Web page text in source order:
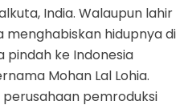
India. Walaupun lahir
menghabiskan hidupnya di
pindah ke Indonesia
Mohan Lal Lohia.
pemroduksi